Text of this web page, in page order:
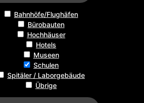
Bahnhöfe/Flughäfen
Bürobauten
Hochhäuser
Hotels
Museen
Schulen
Spitäler / Laborgebäude
Übrige